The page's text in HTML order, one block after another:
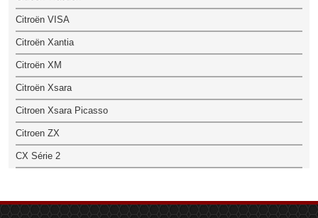
Citroën VISA
Citroën Xantia
Citroën XM
Citroën Xsara
Citroen Xsara Picasso
Citroen ZX
CX Série 2